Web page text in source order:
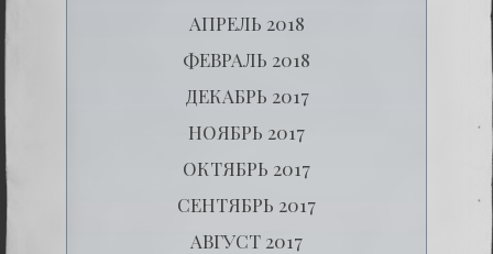
АПРЕЛЬ 2018
ФЕВРАЛЬ 2018
ДЕКАБРЬ 2017
НОЯБРЬ 2017
ОКТЯБРЬ 2017
СЕНТЯБРЬ 2017
АВГУСТ 2017